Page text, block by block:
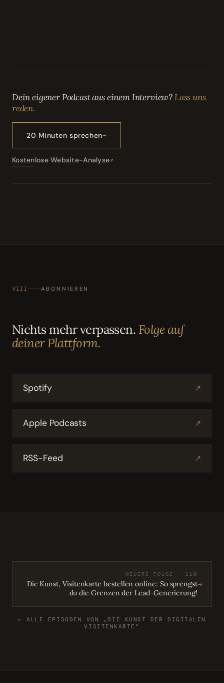
Dein eigener Podcast aus einem Interview?Lass uns
reden.
20 Minuten sprechen
Kostenlose Website-Analyse
VIII ABONNIEREN
Nichts mehr verpassen. Folge auf
deiner Plattform.
Spotify ↗
Apple Podcasts ↗
RSS-Feed ↗
NEUERE FOLGE · 110
Die Kunst, Visitenkarte bestellen online: So sprengst
du die Grenzen der Lead-Generierung!
→
← ALLE EPISODEN VON „DIE KUNST DER DIGITALEN
VISITENKARTE"